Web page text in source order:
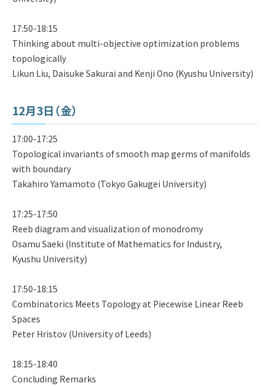
17:50-18:15
Thinking about multi-objective optimization problems
topologically
Likun Liu, Daisuke Sakurai and Kenji Ono (Kyushu University)
12月3日（金）
17:00-17:25
Topological invariants of smooth map germs of manifolds
with boundary
Takahiro Yamamoto (Tokyo Gakugei University)
17:25-17:50
Reeb diagram and visualization of monodromy
Osamu Saeki (Institute of Mathematics for Industry,
Kyushu University)
17:50-18:15
Combinatorics Meets Topology at Piecewise Linear Reeb
Spaces
Peter Hristov (University of Leeds)
18:15-18:40
Concluding Remarks